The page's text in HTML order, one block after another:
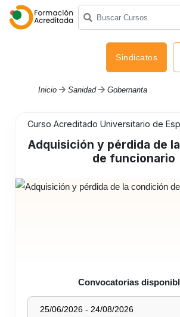
Sindicatos
Inicio Sanidad Gobernanta
Curso Acreditado Universitario de
Adquisición y pérdida de
de funcionario
Convocatorias